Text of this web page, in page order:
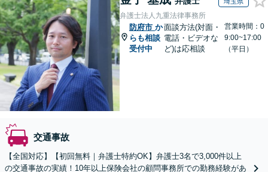
弁護士法人九重法律事務所
防府市 か
らも相談
受付中
面談方法(対面・
電話・ビデオな
ど)は応相談
営業時間：0
9:00~17:00
（平日）
交通事故
【全国対応】【初回無料｜弁護士特約OK】弁護士3名で3,000件以上
の交通事故の実績！10年以上保険会社の顧問事務所での勤務経験があ